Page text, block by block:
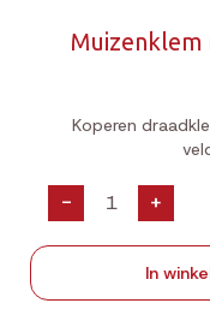
Muizenklem
Koperen
- +
In